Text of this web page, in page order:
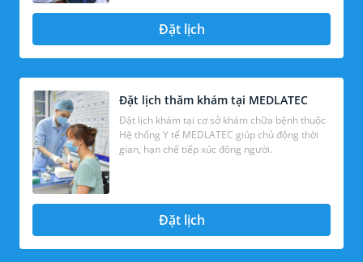
Đặt lịch
Đặt lịch thăm khám tại MEDLATEC
Đặt lịch khám tại cơ sở khám chữa bệnh thuộc
Hệ thống Y tế MEDLATEC giúp chủ động thời
gian, hạn chế tiếp xúc đông người.
Đặt lịch